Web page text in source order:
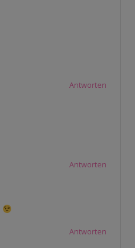
Antworten
Antworten
Antworten